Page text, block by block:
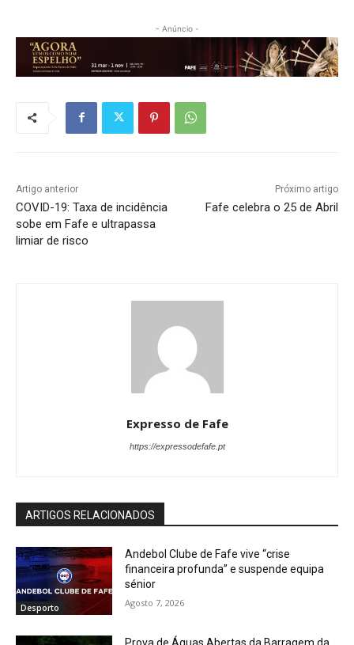
- Anúncio -
Artigo anterior
COVID-19: Taxa de incidência
sobe em Fafe e ultrapassa
limiar de risco
Próximo artigo
Fafe celebra o 25 de Abril
Expresso de Fafe
https://expressodefafe.pt
ARTIGOS RELACIONADOS
Desporto
Andebol Clube de Fafe vive “crise
financeira profunda” e suspende equipa
sénior
Agosto 7, 2026
Prova de Águas Abertas da Barragem da